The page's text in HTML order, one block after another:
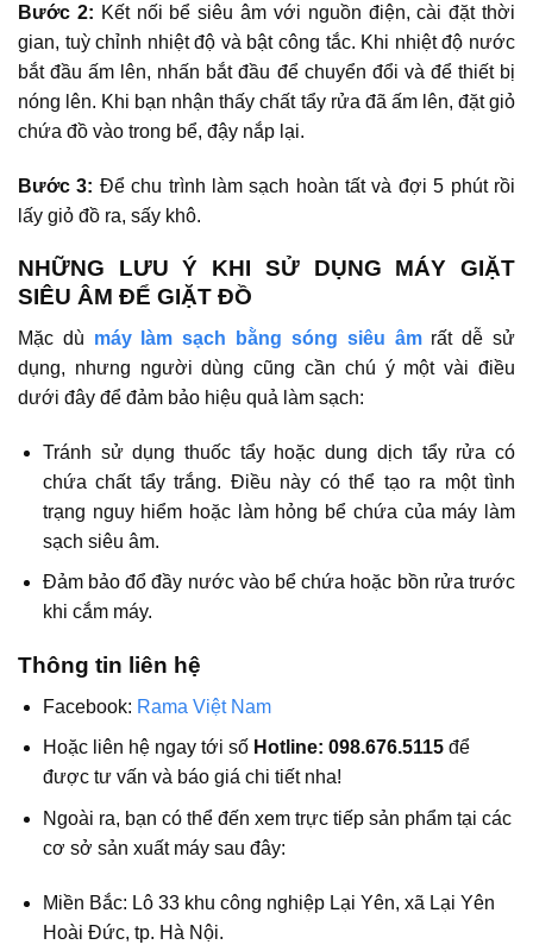
Bước 2: Kết nối bể siêu âm với nguồn điện, cài đặt thời
gian, tuỳ chỉnh nhiệt độ và bật công tắc. Khi nhiệt độ nước
bắt đầu ấm lên, nhấn bắt đầu để chuyển đổi và để thiết bị
nóng lên. Khi bạn nhận thấy chất tẩy rửa đã ấm lên, đặt giỏ
chứa đồ vào trong bể, đậy nắp lại.
Bước 3: Để chu trình làm sạch hoàn tất và đợi 5 phút rồi
lấy giỏ đồ ra, sấy khô.
NHỮNG LƯU Ý KHI SỬ DỤNG MÁY GIẶT
SIÊU ÂM ĐỂ GIẶT ĐỒ
Mặc dù máy làm sạch bằng sóng siêu âmrất dễ sử
dụng, nhưng người dùng cũng cần chú ý một vài điều
dưới đây để đảm bảo hiệu quả làm sạch:
Tránh sử dụng thuốc tẩy hoặc dung dịch tẩy rửa có
chứa chất tẩy trắng. Điều này có thể tạo ra một tình
trạng nguy hiểm hoặc làm hỏng bể chứa của máy làm
sạch siêu âm.
Đảm bảo đổ đầy nước vào bể chứa hoặc bồn rửa trước
khi cắm máy.
Thông tin liên hệ
Facebook: Rama Việt Nam
Hoặc liên hệ ngay tới số Hotline: 098.676.5115 để
được tư vấn và báo giá chi tiết nha!
Ngoài ra, bạn có thể đến xem trực tiếp sản phẩm tại các
cơ sở sản xuất máy sau đây:
Miền Bắc: Lô 33 khu công nghiệp Lại Yên, xã Lại Yên
Hoài Đức, tp. Hà Nội.